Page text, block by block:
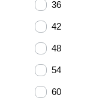
36
42
48
54
60